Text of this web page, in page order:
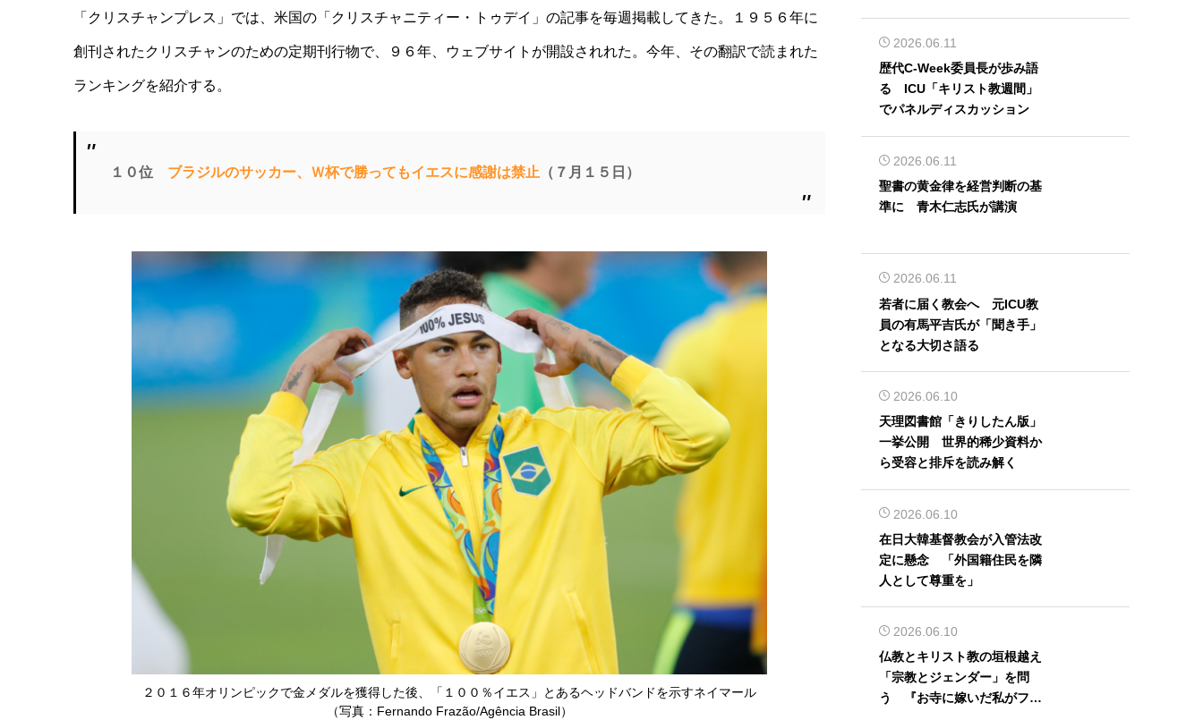
「クリスチャンプレス」では、米国の「クリスチャニティー・トゥデイ」の記事を毎週掲載してきた。１９５６年に
創刊されたクリスチャンのための定期刊行物で、９６年、ウェブサイトが開設されれた。今年、その翻訳で読まれた
ランキングを紹介する。
１０位 ブラジルのサッカー、Ｗ杯で勝ってもイエスに感謝は禁止 （７月１５日）
２０１６年オリンピックで金メダルを獲得した後、「１００％イエス」とあるヘッドバンドを示すネイマール
（写真：Fernando Frazão/Agência Brasil）
2026.06.11
歴代C-Week委員長が歩み語
る ICU「キリスト教週間」
でパネルディスカッション
2026.06.11
聖書の黄金律を経営判断の基
準に 青木仁志氏が講演
2026.06.11
若者に届く教会へ 元ICU教
員の有馬平吉氏が「聞き手」
となる大切さ語る
2026.06.10
天理図書館「きりしたん版」
一挙公開 世界的稀少資料か
ら受容と排斥を読み解く
2026.06.10
在日大韓基督教会が入管法改
定に懸念 「外国籍住民を隣
人として尊重を」
2026.06.10
仏教とキリスト教の垣根越え
「宗教とジェンダー」を問
う 『お寺に嫁いだ私がフェ